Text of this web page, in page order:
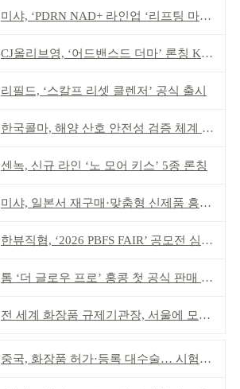
미샤, ‘PDRN NAD+ 라인업 ‘리프팅 마스크’ 출시
CJ올리브영, ‘어드밴스드 더마’ 론칭 K더마 육성 박차
리필드, ‘스칼프 리셋 클렌저’ 공식 출시
한국콜마, 해양 산호 안전성 검증 체계 구축
센녹, 신규 라인 ‘노 모어 키스’ 5종 론칭
미샤, 일본서 재구매·맞춤형 신제품 흥행 ‘쌍끌이’
한뷰직협, ‘2026 PBFS FAIR’ 공모전 심사 성료
톰 ‘더 글로우 프로’ 홍콩 첫 공식 판매 완판
전 세계 화장품 규제기관장, 서울에 모인다
중국, 화장품 허가·등록 대수술… 시험자료 공용 허용